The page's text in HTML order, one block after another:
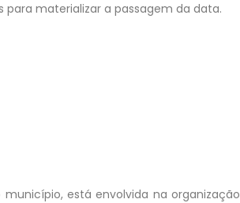
materializar a passagem da data.
está envolvida na organização